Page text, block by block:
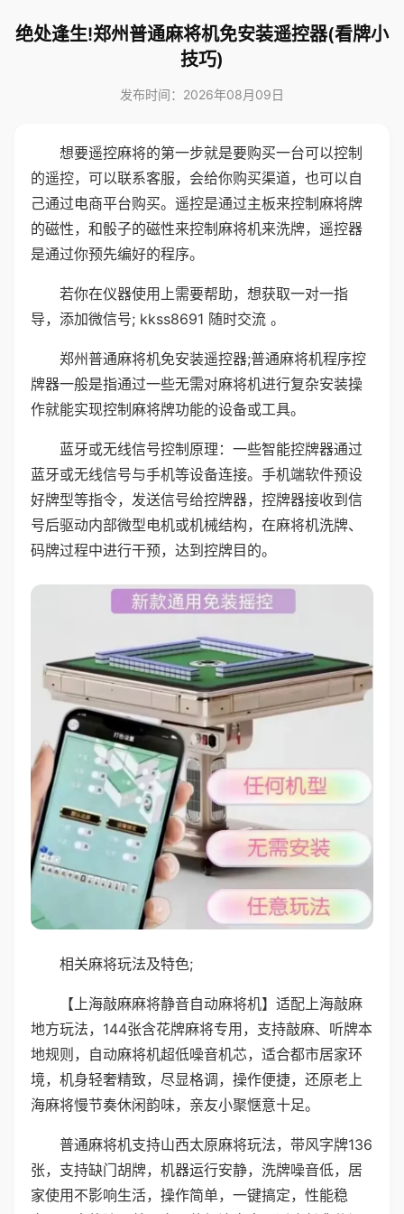
绝处逢生!郑州普通麻将机免安装遥控器(看牌小
技巧)
发布时间：2026年08月09日
想要遥控麻将的第一步就是要购买一台可以控制
的遥控，可以联系客服，会给你购买渠道，也可以自
己通过电商平台购买。遥控是通过主板来控制麻将牌
的磁性，和骰子的磁性来控制麻将机来洗牌，遥控器
是通过你预先编好的程序。
若你在仪器使用上需要帮助，想获取一对一指
导，添加微信号; kkss8691 随时交流 。
郑州普通麻将机免安装遥控器;普通麻将机程序控
牌器一般是指通过一些无需对麻将机进行复杂安装操
作就能实现控制麻将牌功能的设备或工具。
蓝牙或无线信号控制原理：一些智能控牌器通过
蓝牙或无线信号与手机等设备连接。手机端软件预设
好牌型等指令，发送信号给控牌器，控牌器接收到信
号后驱动内部微型电机或机械结构，在麻将机洗牌、
码牌过程中进行干预，达到控牌目的。
相关麻将玩法及特色;
【上海敲麻麻将静音自动麻将机】适配上海敲麻
地方玩法，144张含花牌麻将专用，支持敲麻、听牌本
地规则，自动麻将机超低噪音机芯，适合都市居家环
境，机身轻奢精致，尽显格调，操作便捷，还原老上
海麻将慢节奏休闲韵味，亲友小聚惬意十足。
普通麻将机支持山西太原麻将玩法，带风字牌136
张，支持缺门胡牌，机器运行安静，洗牌噪音低，居
家使用不影响生活，操作简单，一键搞定，性能稳